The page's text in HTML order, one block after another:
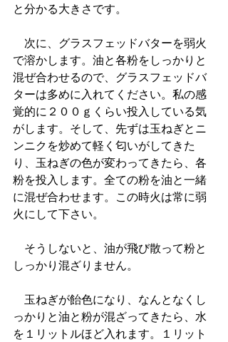
と分かる大きさです。
次に、グラスフェッドバターを弱火
で溶かします。油と各粉をしっかりと
混ぜ合わせるので、グラスフェッドバ
ターは多めに入れてください。私の感
覚的に２００ｇくらい投入している気
がします。そして、先ずは玉ねぎとニ
ンニクを炒めて軽く匂いがしてきた
り、玉ねぎの色が変わってきたら、各
粉を投入します。全ての粉を油と一緒
に混ぜ合わせます。この時火は常に弱
火にして下さい。
そうしないと、油が飛び散って粉と
しっかり混ざりません。
玉ねぎが飴色になり、なんとなくし
っかりと油と粉が混ざってきたら、水
を１リットルほど入れます。１リット